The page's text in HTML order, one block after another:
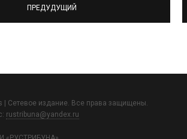
ПРЕДУДУЩИЙ
| Сетевое издание. Все права защищены.
rustribuna@yandex.ru